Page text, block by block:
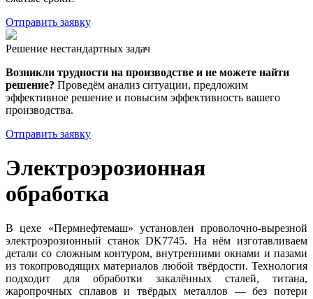
Отправить заявку
Решение нестандартных задач
Возникли трудности на производстве и не можете найти
решение? Проведём анализ ситуации, предложим
эффективное решение и повысим эффективность вашего
производства.
Отправить заявку
Электроэрозионная
обработка
В цехе «Пермнефтемаш» установлен проволочно-вырезной
электроэрозионный станок DK7745. На нём изготавливаем
детали со сложным контуром, внутренними окнами и пазами
из токопроводящих материалов любой твёрдости. Технология
подходит для обработки закалённых сталей, титана,
жаропрочных сплавов и твёрдых металлов — без потери